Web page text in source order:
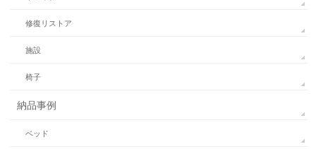
修復リストア
施設
椅子
納品事例
ベッド